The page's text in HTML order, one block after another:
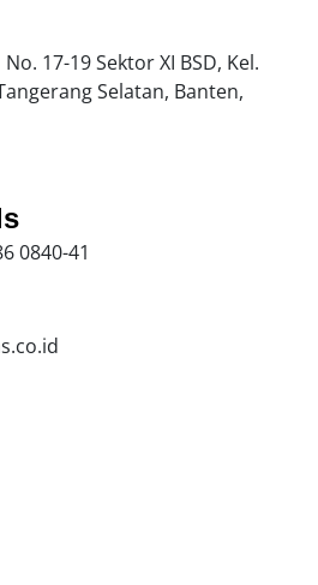
17-19 Sektor XI BSD, Kel.
Selatan, Banten,
0840-41